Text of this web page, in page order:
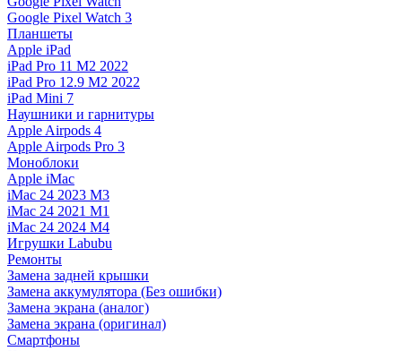
Google Pixel Watch 3
Планшеты
Apple iPad
iPad Pro 11 M2 2022
iPad Pro 12.9 M2 2022
iPad Mini 7
Наушники и гарнитуры
Apple Airpods 4
Apple Airpods Pro 3
Моноблоки
Apple iMac
iMac 24 2023 M3
iMac 24 2021 M1
iMac 24 2024 M4
Игрушки Labubu
Ремонты
Замена задней крышки
Замена аккумулятора (Без ошибки)
Замена экрана (аналог)
Замена экрана (оригинал)
Смартфоны